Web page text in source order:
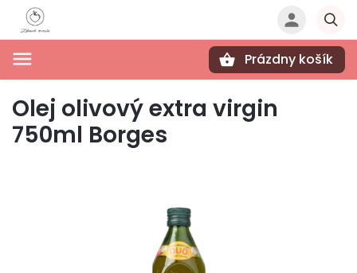
Prázdny košík
Olej olivový extra virgin
750ml Borges